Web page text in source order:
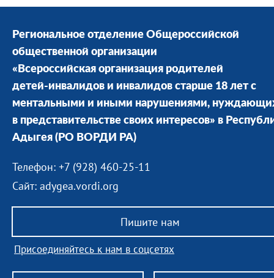
Региональное отделение Общероссийской
общественной организации
«Всероссийская организация родителей
детей-инвалидов и инвалидов старше 18 лет с
ментальными и иными нарушениями,
в представительстве своих интересов» в
Адыгея (РО ВОРДИ РА)
Телефон: +7 (928) 460-25-11
Сайт: adygea.vordi.org
Пишите нам
Присоединяйтесь к нам в соцсетях